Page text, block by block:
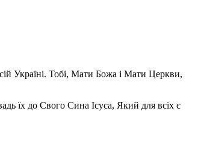
Україні. Тобі, Мати Божа і Мати Церкви,
їх до Свого Сина Ісуса, Який для всіх є